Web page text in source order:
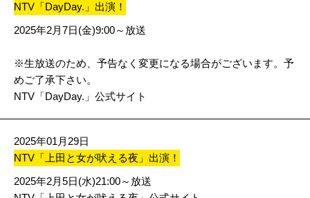
NTV「DayDay.」出演！
2025年2月7日(金)9:00～放送
※生放送のため、予告なく変更になる場合がございます。予
めご了承下さい。
NTV「DayDay.」公式サイト
2025年01月29日
NTV「上田と女が吠える夜」出演！
2025年2月5日(水)21:00～放送